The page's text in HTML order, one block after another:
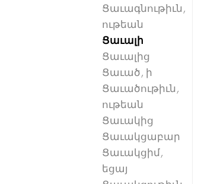
Ցաւագնութիւն,
ութեան
Ցաւալի
Ցաւալից
Ցաւած, ի
Ցաւածութիւն,
ութեան
Ցաւակից
Ցաւակցաբար
Ցաւակցիմ,
եցայ